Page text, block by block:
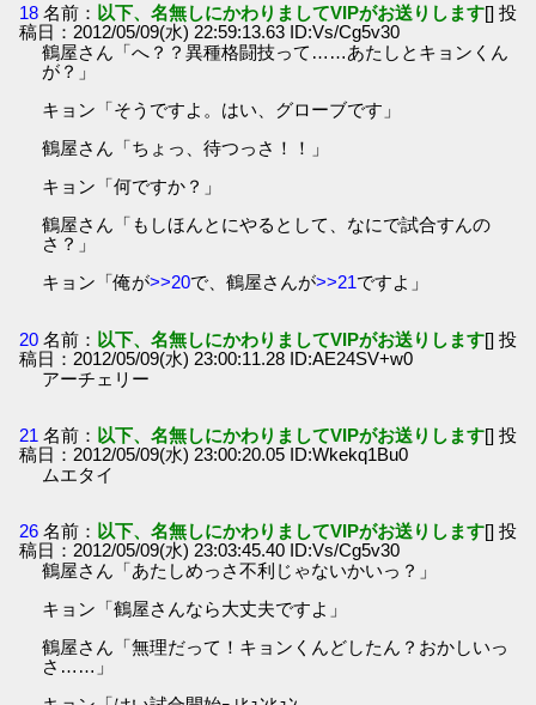
18 名前： 以下、名無しにかわりましてVIPがお送りします[] 投
稿日：2012/05/09(水) 22:59:13.63 ID:Vs/Cg5v30
鶴屋さん「へ？？異種格闘技って……あたしとキョンくん
が？」
キョン「そうですよ。はい、グローブです」
鶴屋さん「ちょっ、待つっさ！！」
キョン「何ですか？」
鶴屋さん「もしほんとにやるとして、なにで試合すんの
さ？」
キョン「俺が>>20で、鶴屋さんが>>21ですよ」
20 名前： 以下、名無しにかわりましてVIPがお送りします[] 投
稿日：2012/05/09(水) 23:00:11.28 ID:AE24SV+w0
アーチェリー
21 名前： 以下、名無しにかわりましてVIPがお送りします[] 投
稿日：2012/05/09(水) 23:00:20.05 ID:Wkekq1Bu0
ムエタイ
26 名前： 以下、名無しにかわりましてVIPがお送りします[] 投
稿日：2012/05/09(水) 23:03:45.40 ID:Vs/Cg5v30
鶴屋さん「あたしめっさ不利じゃないかいっ？」
キョン「鶴屋さんなら大丈夫ですよ」
鶴屋さん「無理だって！キョンくんどしたん？おかしいっ
さ……」